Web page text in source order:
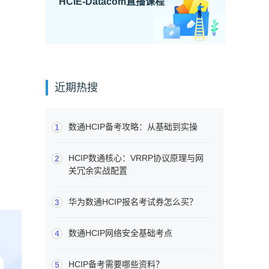
近期热搜
1 数通HCIP备考攻略：从基础到实操
2
HCIP数通核心：VRRP协议原理与网
关冗余实战配置
3 华为数通HCIP报名考试券怎么买？
4 数通HCIP网络安全基础考点
5 HCIP备考需要哪些资料？